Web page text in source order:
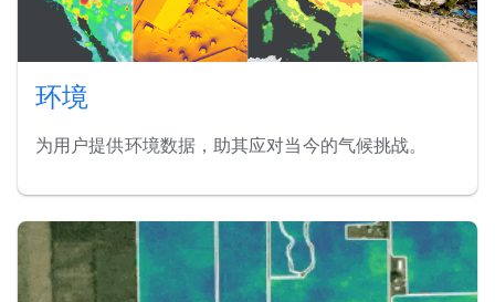
环境
为用户提供环境数据，助其应对当今的气候挑战。